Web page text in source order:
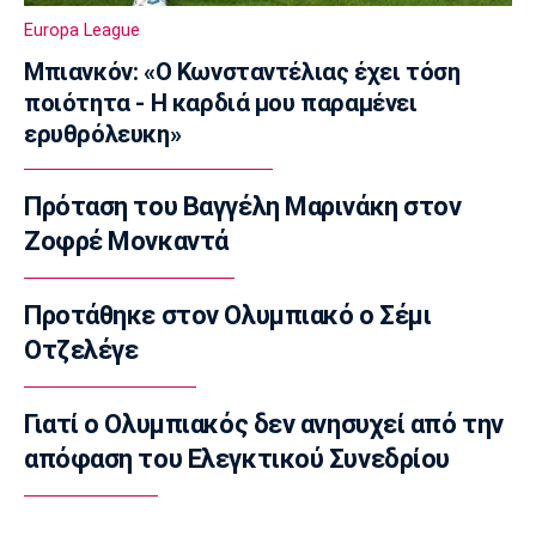
Πυραυλική επίθεση της Ρωσίας στο γήπεδο
της Τσερνομόρετς
22:58
EuroLeague
Ενδιαφέρον της Μάλαγα για Μπόλομποϊ
22:52
Στίβος
Παγκόσμιο Κ20: Πανελλήνιο ρεκόρ η
Μπακογιάννη, στον τελικό της σφυροβολίας
22:49
Super League 1
Αστέρας Τρίπολης: Εύκολη νίκη με 2-0 επί
του Πύργου
22:47
Europa League
Μπιανκόν: «Ο Κωνσταντέλιας έχει τόση
ποιότητα - Η καρδιά μου παραμένει
ερυθρόλευκη»
Πρόταση του Βαγγέλη Μαρινάκη στον
Ζοφρέ Μονκαντά
Προτάθηκε στον Ολυμπιακό ο Σέμι
Οτζελέγε
Γιατί ο Ολυμπιακός δεν ανησυχεί από την
απόφαση του Ελεγκτικού Συνεδρίου